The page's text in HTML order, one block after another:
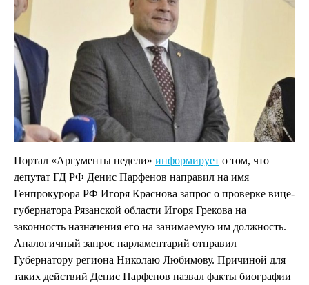
Портал «Аргументы недели» информирует о том, что
депутат ГД РФ Денис Парфенов направил на имя
Генпрокурора РФ Игоря Краснова запрос о проверке вице-
губернатора Рязанской области Игоря Грекова на
законность назначения его на занимаемую им должность.
Аналогичный запрос парламентарий отправил
Губернатору региона Николаю Любимову. Причиной для
таких действий Денис Парфенов назвал факты биографии